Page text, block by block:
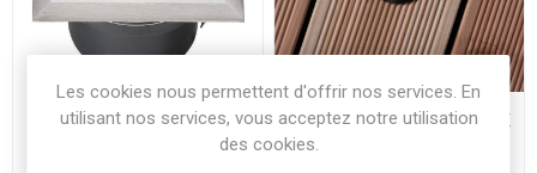
ENCASTRABLE LEDA INOX
blanc chaud LED 1W - Unité
ENCASTRABLE SIRIUS INOX
blanc chaud LED 1W - Unité
Les cookies nous permettent d'offrir nos services. En
utilisant nos services, vous acceptez notre utilisation
des cookies.